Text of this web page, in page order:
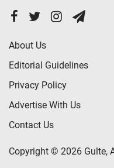
About Us
Editorial Guidelines
Privacy Policy
Advertise With Us
Contact Us
Copyright © 2026 Gulte,